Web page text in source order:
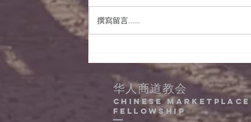
文及事项
撰寫留言......
华人商道教会
Chinese Marketplace
Fellowship